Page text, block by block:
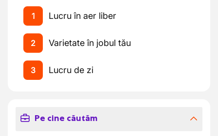
1 Lucru în aer liber
2 Varietate în jobul tău
3 Lucru de zi
Pe cine căutăm